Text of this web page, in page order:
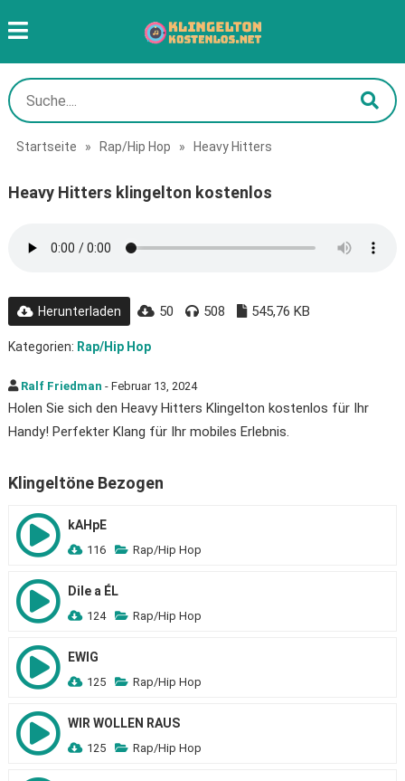
Startseite » Rap/Hip Hop » Heavy Hitters
Heavy Hitters klingelton kostenlos
Herunterladen 50 508 545,76 KB
Kategorien: Rap/Hip Hop
Ralf Friedman - Februar 13, 2024
Holen Sie sich den Heavy Hitters Klingelton kostenlos für Ihr
Handy! Perfekter Klang für Ihr mobiles Erlebnis.
Klingeltöne Bezogen
kAHpE
116 Rap/Hip Hop
Dile a ÉL
124 Rap/Hip Hop
EWIG
125 Rap/Hip Hop
WIR WOLLEN RAUS
125 Rap/Hip Hop